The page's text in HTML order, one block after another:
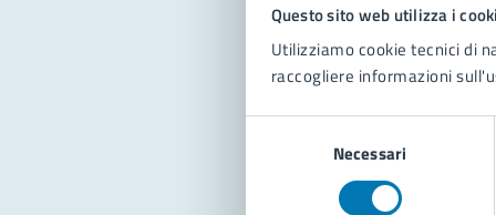
Questo sito web utilizza i
Utilizziamo cookie tecnici di
raccogliere informazioni
Necessari